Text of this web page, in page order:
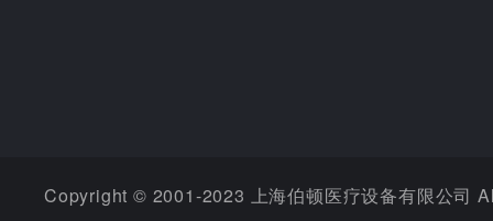
Copyright © 2001-2023 上海伯顿医疗设备有限公